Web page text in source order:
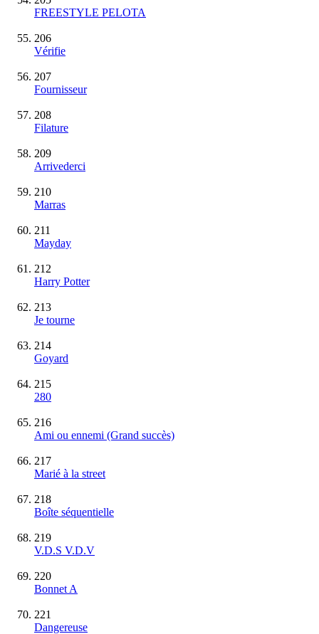
FREESTYLE PELOTA
206
Vérifie
207
Fournisseur
208
Filature
209
Arrivederci
210
Marras
211
Mayday
212
Harry Potter
213
Je tourne
214
Goyard
215
280
216
Ami ou ennemi (Grand succès)
217
Marié à la street
218
Boîte séquentielle
219
V.D.S V.D.V
220
Bonnet A
221
Dangereuse